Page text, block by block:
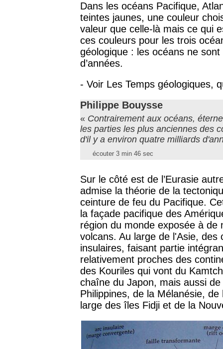
Dans les océans Pacifique,
teintes jaunes, une couleur
valeur que celle-là mais ce qui
ces couleurs pour les trois
géologique : les océans ne
d’années.
- Voir Les Temps géologiques,
Philippe Bouysse
« Contrairement aux océans,
les parties les plus anciennes des
d'il y a environ quatre milliards
écouter 3 min 46 sec
Sur le côté est de l’Eurasie
admise la théorie de la
ceinture de feu du Pacifique.
la façade pacifique des
région du monde exposée à
volcans. Au large de l'Asie, des
insulaires, faisant partie
relativement proches des
des Kouriles qui vont du
chaîne du Japon, mais aussi
Philippines, de la Mélanésie,
large des îles Fidji et de la